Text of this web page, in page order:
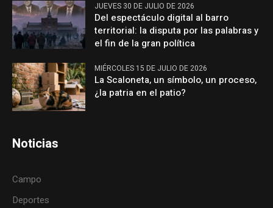
JUEVES 30 DE JULIO DE 2026
Del espectáculo digital al barro
territorial: la disputa por las palabras y
el fin de la gran política
MIÉRCOLES 15 DE JULIO DE 2026
La Scaloneta, un símbolo, un proceso,
¿la patria en el patio?
Noticias
Campo
Deportes